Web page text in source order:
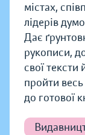
містах,
лідерів
Дає
рукописи,
свої
пройти
до готової